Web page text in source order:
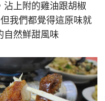
沾上附的雞油跟胡椒
我們都覺得這原味就
自然鮮甜風味